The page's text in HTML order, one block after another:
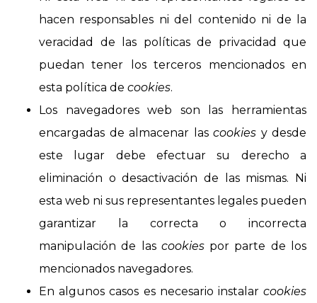
hacen responsables ni del contenido ni de la
veracidad de las políticas de privacidad que
puedan tener los terceros mencionados en
esta política de cookies.
Los navegadores web son las herramientas
encargadas de almacenar las cookies y desde
este lugar debe efectuar su derecho a
eliminación o desactivación de las mismas. Ni
esta web ni sus representantes legales pueden
garantizar la correcta o incorrecta
manipulación de las cookiespor parte de los
mencionados navegadores.
En algunos casos es necesario instalar cookies